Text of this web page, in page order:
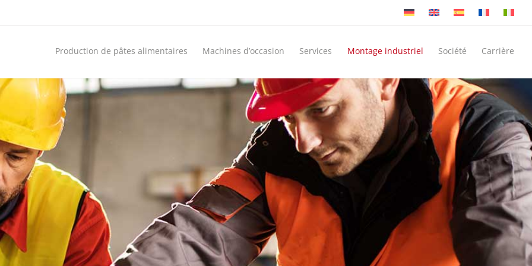
Production de pâtes alimentaires Machines d’occasion Services Montage industriel Société Carrière